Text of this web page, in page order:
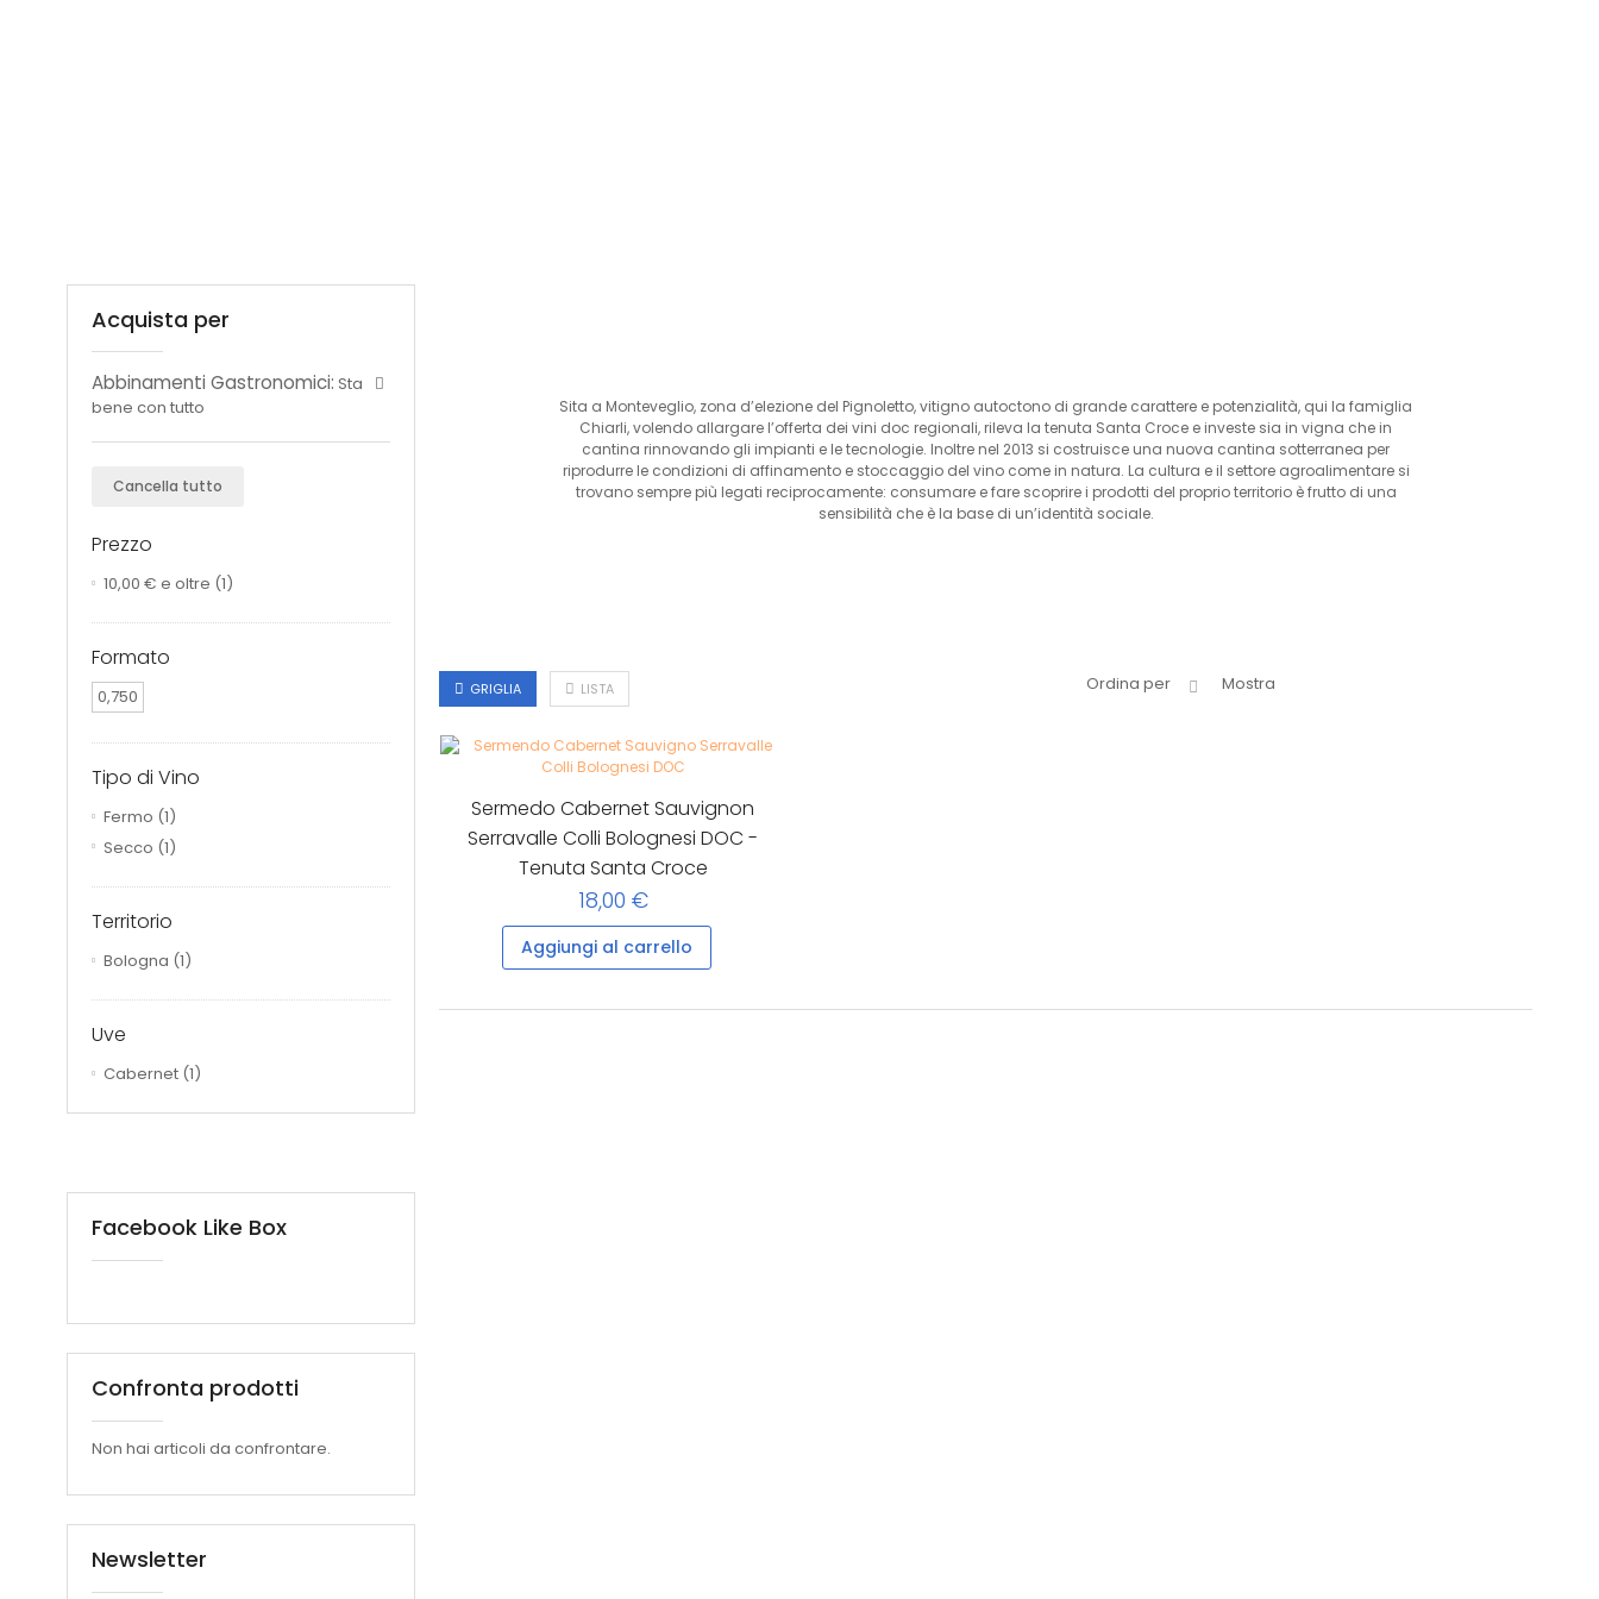
Sita a Monteveglio, zona d’elezione del Pignoletto, vitigno autoctono di grande carattere e potenzialità, qui la famiglia
Chiarli, volendo allargare l’offerta dei vini doc regionali, rileva la tenuta Santa Croce e investe sia in vigna che in
cantina rinnovando gli impianti e le tecnologie. Inoltre nel 2013 si costruisce una nuova cantina sotterranea per
riprodurre le condizioni di affinamento e stoccaggio del vino come in natura. La cultura e il settore agroalimentare si
trovano sempre più legati reciprocamente: consumare e fare scoprire i prodotti del proprio territorio è frutto di una
sensibilità che è la base di un’identità sociale.
GRIGLIA LISTA Mostra
Ordina per
Sermedo Cabernet Sauvignon
Serravalle Colli Bolognesi DOC -
Tenuta Santa Croce
18,00 €
Aggiungi al carrello
Acquista per
Abbinamenti Gastronomici: Sta
bene con tutto
Cancella tutto
Prezzo
10,00 € e oltre (1)
Formato
0,750
Tipo di Vino
Fermo (1)
Secco (1)
Territorio
Bologna (1)
Uve
Cabernet (1)
Facebook Like Box
Confronta prodotti
Non hai articoli da confrontare.
Newsletter